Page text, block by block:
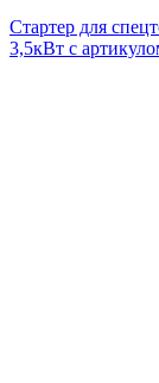
Стартер для
3,5кВт с